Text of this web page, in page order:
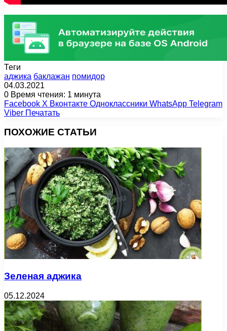
Теги
аджика баклажан помидор
04.03.2021
0 Время чтения: 1 минута
Facebook X Вконтакте Одноклассники WhatsApp Telegram
Viber Печатать
ПОХОЖИЕ СТАТЬИ
Зеленая аджика
05.12.2024